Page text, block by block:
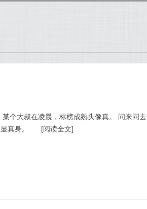
个大叔在凌晨，标榜成熟头像真。 问来问去
真身。
[阅读全文]